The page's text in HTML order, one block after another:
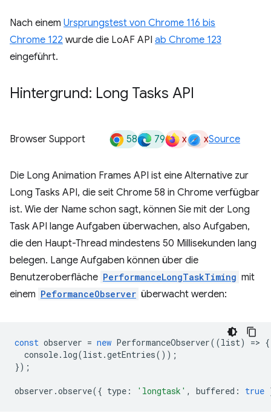
Nach einem Ursprungstest von Chrome 116 bis
Chrome 122 wurde die LoAF API ab Chrome 123
eingeführt.
Hintergrund: Long Tasks API
Browser Support 58 79 x xSource
Die Long Animation Frames API ist eine Alternative zur
Long Tasks API, die seit Chrome 58 in Chrome verfügbar
ist. Wie der Name schon sagt, können Sie mit der Long
Task API lange Aufgaben überwachen, also Aufgaben,
die den Haupt-Thread mindestens 50 Millisekunden lang
belegen. Lange Aufgaben können über die
Benutzeroberfläche PerformanceLongTaskTiming mit
einem PeformanceObserver überwacht werden:
const observer = new PerformanceObserver((list) => {
console. log(list.getEntries());
});
observer .observe({ type : 'longtask' , buffered : true